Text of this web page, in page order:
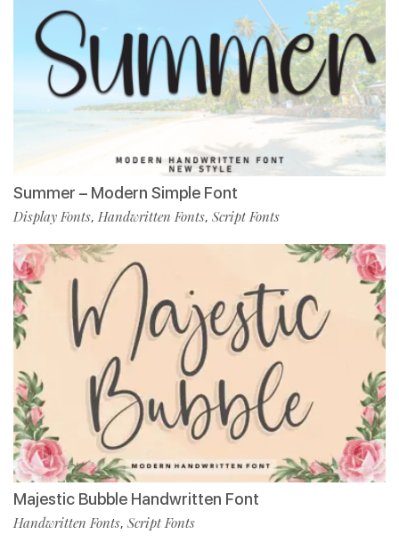
Summer – Modern Simple Font
Display Fonts, Handwritten Fonts, Script Fonts
Majestic Bubble Handwritten Font
Handwritten Fonts, Script Fonts